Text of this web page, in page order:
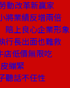
動改革新贏家
業績反增兩倍
上良心企業形象
長出面也難救
店低價無限吃
繃緊
聽話不任性